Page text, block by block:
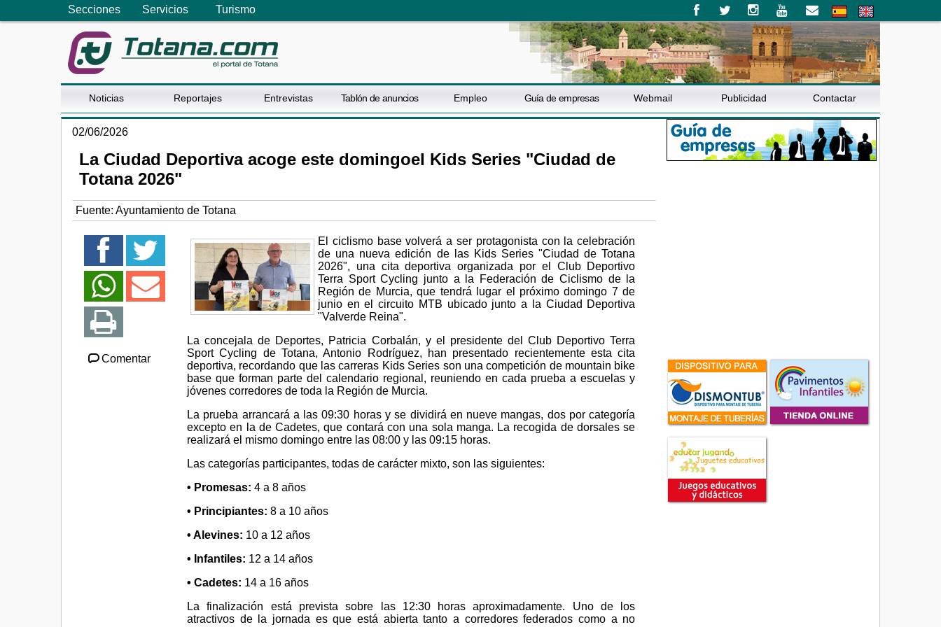
Secciones Servicios Turismo
Noticias Reportajes Entrevistas Tablón de anuncios Empleo Guía de empresas Webmail Publicidad Contactar
02/06/2026
La Ciudad Deportiva acoge este domingoel Kids Series "Ciudad de
Totana 2026"
Fuente: Ayuntamiento de Totana
Comentar
El ciclismo base volverá a ser protagonista con la celebración
de una nueva edición de las Kids Series "Ciudad de Totana
2026", una cita deportiva organizada por el Club Deportivo
Terra Sport Cycling junto a la Federación de Ciclismo de la
Región de Murcia, que tendrá lugar el próximo domingo 7 de
junio en el circuito MTB ubicado junto a la Ciudad Deportiva
"Valverde Reina".
La concejala de Deportes, Patricia Corbalán, y el presidente del Club Deportivo Terra
Sport Cycling de Totana, Antonio Rodríguez, han presentado recientemente esta cita
deportiva, recordando que las carreras Kids Series son una competición de mountain bike
base que forman parte del calendario regional, reuniendo en cada prueba a escuelas y
jóvenes corredores de toda la Región de Murcia.
La prueba arrancará a las 09:30 horas y se dividirá en nueve mangas, dos por categoría
excepto en la de Cadetes, que contará con una sola manga. La recogida de dorsales se
realizará el mismo domingo entre las 08:00 y las 09:15 horas.
Las categorías participantes, todas de carácter mixto, son las siguientes:
• Promesas:4 a 8 años
• Principiantes: 8 a 10 años
• Alevines: 10 a 12 años
• Infantiles: 12 a 14 años
• Cadetes: 14 a 16 años
La finalización está prevista sobre las 12:30 horas aproximadamente. Uno de los
atractivos de la jornada es que está abierta tanto a corredores federados como a no